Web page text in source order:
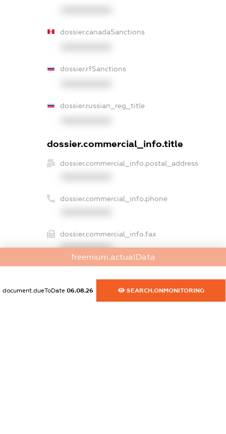
dossier.canadaSanctions
dossier.rfSanctions
dossier.russian_reg_title
dossier.commercial_info.title
dossier.commercial_info.postal_address
dossier.commercial_info.phone
dossier.commercial_info.fax
XXXXXXXXXX
freemium.actualData
document.dueToDate 06.08.26 SEARCH.ONMONITORING